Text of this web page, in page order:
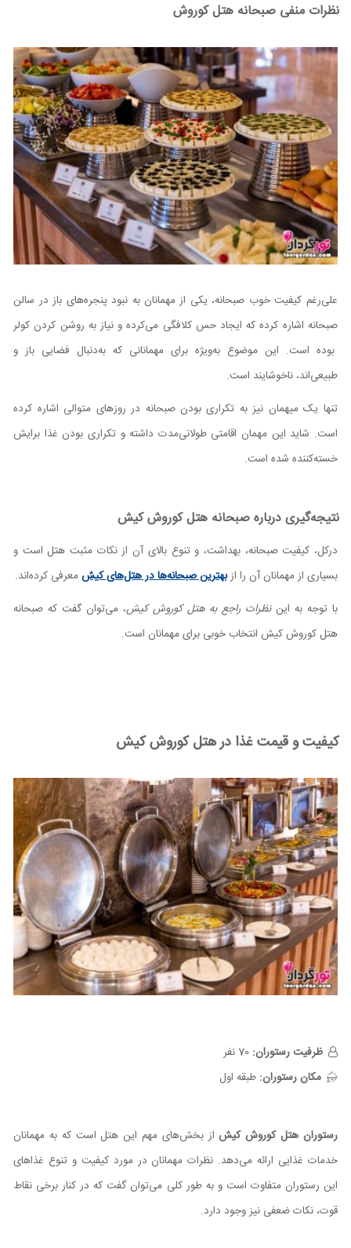
نظرات منفی صبحانه هتل کوروش
علی‌رغم کیفیت خوب صبحانه، یکی از مهمانان به نبود پنجره‌های باز در سالن
صبحانه اشاره کرده‌ که ایجاد حس کلافگی می‌کرده و نیاز به روشن کردن کولر
بوده است. این موضوع به‌ویژه برای مهمانانی که به‌دنبال فضایی باز و
طبیعی‌‌اند، ناخوشایند است.
تنها یک میهمان نیز به تکراری بودن صبحانه در روزهای متوالی اشاره کرده‌
است. شاید این مهمان اقامتی طولانی‌مدت داشته و تکراری بودن غذا برایش
خسته‌کننده شده است.
نتیجه‌گیری درباره صبحانه هتل کوروش کیش
درکل، کیفیت صبحانه، بهداشت، و تنوع بالای آن از نکات مثبت هتل است و
بسیاری از مهمانان آن را ازبهترین صبحانه‌ها در هتل‌های کیشمعرفی کرده‌اند.
با توجه به ایننظرات راجع به هتل کوروش کیش، می‌توان گفت که صبحانه
هتل کوروش کیش انتخاب خوبی برای مهمانان است.
کیفیت و قیمت غذا در هتل کوروش کیش
‎ ظرفیت رستوران: 70 نفر
‎ مکان رستوران: طبقه اول
رستوران هتل کوروش کیش از بخش‌های مهم این هتل است که به مهمانان
خدمات غذایی ارائه می‌دهد. نظرات مهمانان در مورد کیفیت و تنوع غذاهای
این رستوران متفاوت است و به طور کلی می‌توان گفت که در کنار برخی نقاط
قوت، نکات ضعفی نیز وجود دارد.